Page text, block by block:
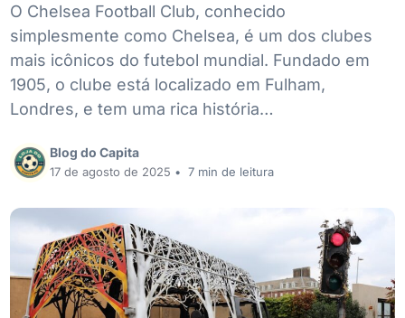
O Chelsea Football Club, conhecido
simplesmente como Chelsea, é um dos clubes
mais icônicos do futebol mundial. Fundado em
1905, o clube está localizado em Fulham,
Londres, e tem uma rica história…
Blog do Capita
17 de agosto de 2025 • 7 min de leitura